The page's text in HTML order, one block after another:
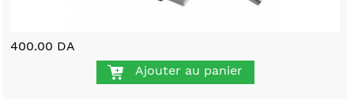
400.00 DA
Ajouter au panier